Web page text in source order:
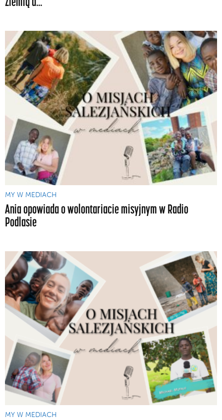
MY W MEDIACH
Ania opowiada o wolontariacie misyjnym w Radio
Podlasie
MY W MEDIACH